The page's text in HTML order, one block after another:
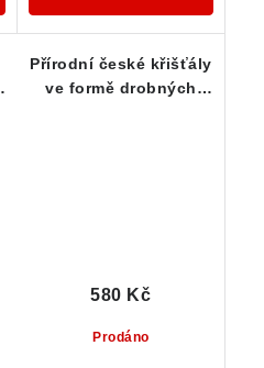
Přírodní české křišťály
ve formě drobných
Prodáno
580 Kč